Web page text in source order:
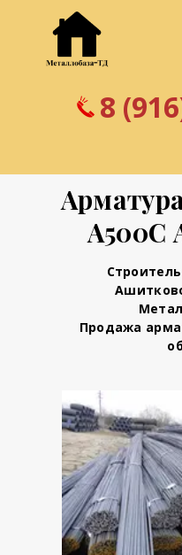
8
А500С
Продажа